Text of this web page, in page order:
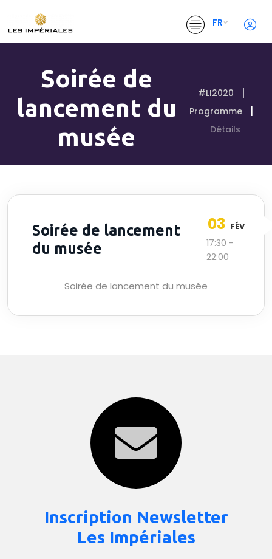
FR
Soirée de
lancement du
musée
#LI2020
Programme
Détails
Soirée de lancement
du musée
03 FÉV
17:30 -
22:00
Soirée de lancement du musée
Inscription Newsletter
Les Impériales